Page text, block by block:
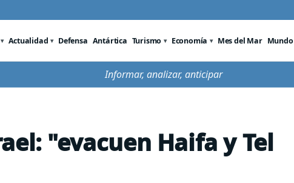
Actualidad Defensa Antártica Turismo Economía Mes del Mar Mundo
Informar, analizar, anticipar
"evacuen Haifa y Tel